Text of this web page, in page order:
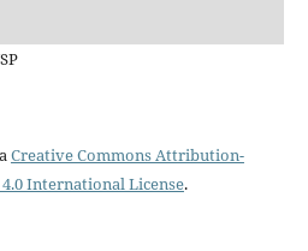
Creative Commons Attribution-
International License.